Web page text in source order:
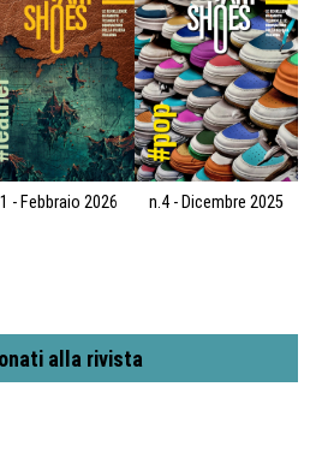
- Febbraio 2026 n.4 - Dicembre 2025
alla rivista